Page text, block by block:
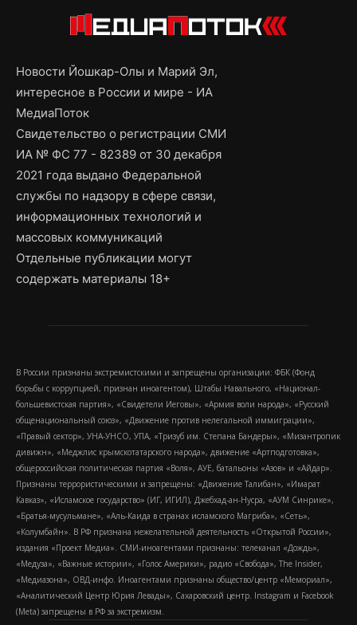
Новости Йошкар-Олы и Марий Эл,
интересное в России и мире - ИА
МедиаПоток
Свидетельство о регистрации СМИ
ИА № ФС 77 - 82389 от 30 декабря
2021 года выдано Федеральной
службы по надзору в сфере связи,
информационных технологий и
массовых коммуникаций
Отдельные публикации могут
содержать материалы 18+
В России признаны экстремистскими и запрещены организации: ФБК (Фонд
борьбы с коррупцией, признан иноагентом), Штабы Навального, «Национал-
большевистская партия», «Свидетели Иеговы», «Армия воли народа», «Русский
общенациональный союз», «Движение против нелегальной иммиграции»,
«Правый сектор», УНА-УНСО, УПА, «Тризуб им. Степана Бандеры», «Мизантропик
дивижн», «Меджлис крымскотатарского народа», движение «Артподготовка»,
общероссийская политическая партия «Воля», АУЕ, батальоны «Азов» и «Айдар».
Признаны террористическими и запрещены: «Движение Талибан», «Имарат
Кавказ», «Исламское государство» (ИГ, ИГИЛ), Джебхад-ан-Нусра, «АУМ Синрике»,
«Братья-мусульмане», «Аль-Каида в странах исламского Магриба», «Сеть»,
«Колумбайн». В РФ признана нежелательной деятельность «Открытой России»,
издания «Проект Медиа». СМИ-иноагентами признаны: телеканал «Дождь»,
«Медуза», «Важные истории», «Голос Америки», радио «Свобода», The Insider,
«Медиазона», ОВД-инфо. Иноагентами признаны общество/центр «Мемориал»,
«Аналитический Центр Юрия Левады», Сахаровский центр. Instagram и Facebook
(Metа) запрещены в РФ за экстремизм.